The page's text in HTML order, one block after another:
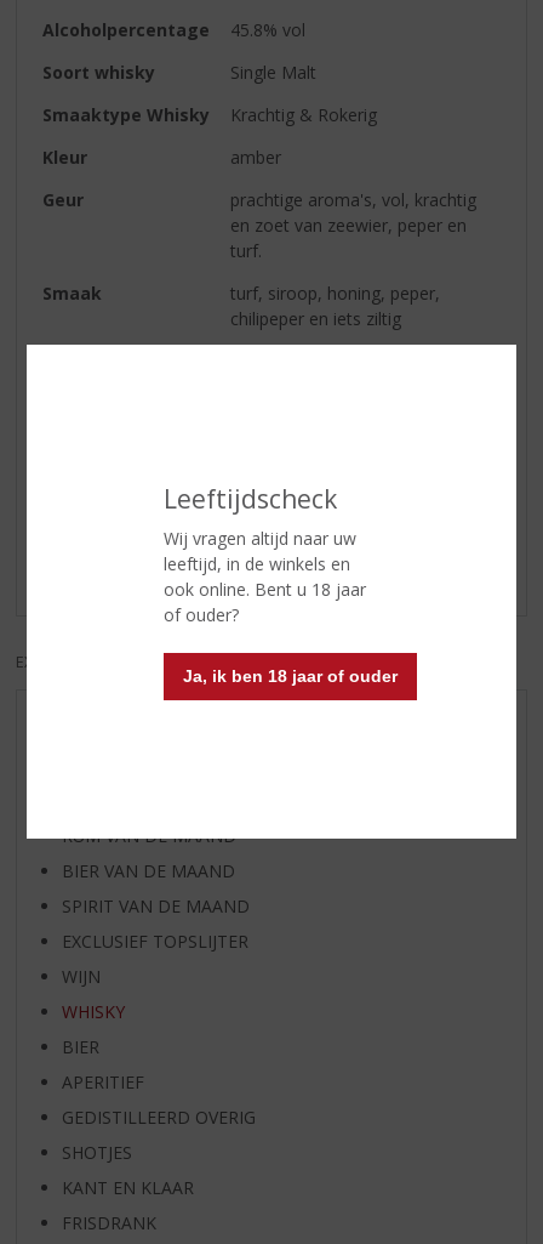
Leeftijdscheck
Wij vragen altijd naar uw
leeftijd, in de winkels en
ook online. Bent u 18 jaar
of ouder?
Ja, ik ben 18 jaar of ouder
Alcoholpercentage
45.8% vol
Soort whisky
Single Malt
Smaaktype Whisky
Krachtig & Rokerig
Kleur
amber
Geur
prachtige aroma's, vol, krachtig
en zoet van zeewier, peper en
turf.
Smaak
turf, siroop, honing, peper,
chilipeper en iets ziltig
Reviews
Schrijf een review
Er zijn nog geen reviews geplaatst voor dit product
EXCL. BTW
RUM VAN DE MAAND
BIER VAN DE MAAND
SPIRIT VAN DE MAAND
EXCLUSIEF TOPSLIJTER
WIJN
WHISKY
BIER
APERITIEF
GEDISTILLEERD OVERIG
SHOTJES
KANT EN KLAAR
FRISDRANK